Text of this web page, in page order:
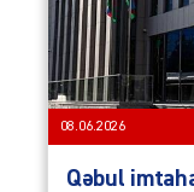
08.06.2026
Qəbul